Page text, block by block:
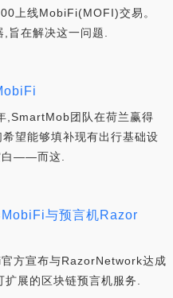
上线MobiFi(MOFI)交易。
旨在解决这一问题.
,SmartMob团队在荷兰赢得
望能够填补现有出行基础设
白——而这.
MobiFi与预言机Razor
方宣布与RazorNetwork达成
展的区块链预言机服务.